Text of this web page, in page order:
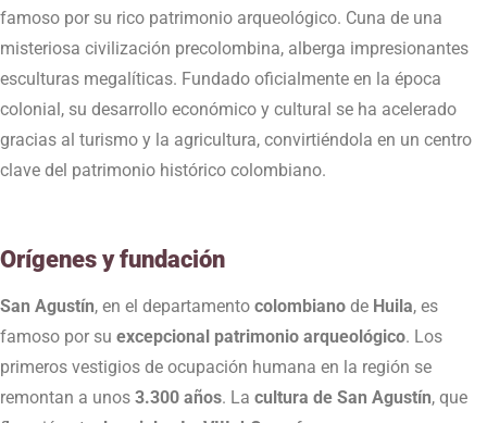
famoso por su rico patrimonio arqueológico. Cuna de una
misteriosa civilización precolombina, alberga impresionantes
esculturas megalíticas. Fundado oficialmente en la época
colonial, su desarrollo económico y cultural se ha acelerado
gracias al turismo y la agricultura, convirtiéndola en un centro
clave del patrimonio histórico colombiano.
Orígenes y fundación
San Agustín, en el departamento colombiano de Huila, es
famoso por su excepcional patrimonio arqueológico. Los
primeros vestigios de ocupación humana en la región se
remontan a unos 3.300 años. La cultura de San Agustín, que